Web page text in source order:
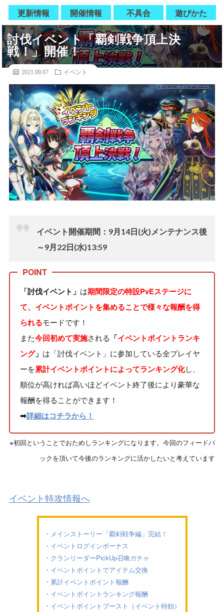
更新情報 開催情報 不具合 遊びかた
討伐イベント「覇剣戦争頂上決
戦！」開催！
2021.09.07 イベント
イベント開催期間：9月14日(火)メンテナンス後
～9月22日(水)13:59
「討伐イベント」 は期間限定の特設PvEステージに
て、イベントポイントを集めることで様々な報酬を得
られるモードです！
また今回初めて実施される 「イベントポイントランキ
ング」 は「討伐イベント」に参加している全プレイヤ
ーを累計イベントポイントによってランキング化し、
順位が高ければ高いほどイベント終了後により豪華な
報酬を得ることができます！
➡詳細はコチラから！
※初回ということでおためしランキングになります。今回のフィードバ
ックを頂いて今後のランキングに活かしたいと考えています
イベント特攻情報へ
メインストーリー「覇剣戦争編」完結！
イベントログインボーナス
クランリーダーPickUp召喚ガチャ
イベントポイントでアイテム交換
累計イベントポイント報酬
イベントポイントランキング報酬
イベントポイントブースト（イベント特効）